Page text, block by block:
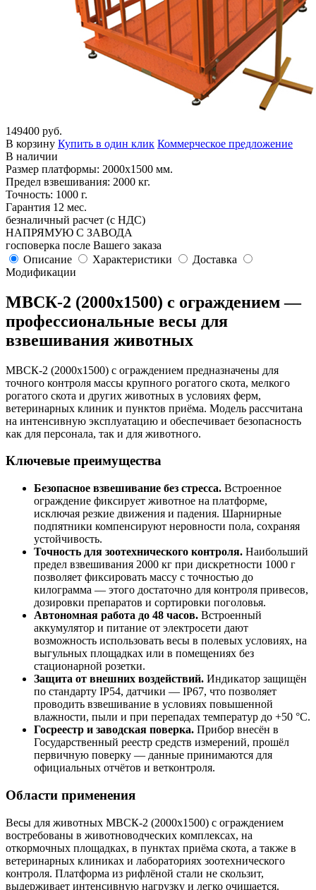
149400 руб.
В корзину Купить в один клик Коммерческое предложение
В наличии
Размер платформы: 2000х1500 мм.
Предел взвешивания: 2000 кг.
Точность: 1000 г.
Гарантия 12 мес.
безналичный расчет (с НДС)
НАПРЯМУЮ С ЗАВОДА
госповерка после Вашего заказа
Описание
Характеристики
Доставка
Модификации
МВСК-2 (2000х1500) с ограждением —
профессиональные весы для
взвешивания животных
МВСК-2 (2000х1500) с ограждением предназначены для
точного контроля массы крупного рогатого скота, мелкого
рогатого скота и других животных в условиях ферм,
ветеринарных клиник и пунктов приёма. Модель рассчитана
на интенсивную эксплуатацию и обеспечивает безопасность
как для персонала, так и для животного.
Ключевые преимущества
Безопасное взвешивание без стресса. Встроенное
ограждение фиксирует животное на платформе,
исключая резкие движения и падения. Шарнирные
подпятники компенсируют неровности пола, сохраняя
устойчивость.
Точность для зоотехнического контроля. Наибольший
предел взвешивания 2000 кг при дискретности 1000 г
позволяет фиксировать массу с точностью до
килограмма — этого достаточно для контроля привесов,
дозировки препаратов и сортировки поголовья.
Автономная работа до 48 часов. Встроенный
аккумулятор и питание от электросети дают
возможность использовать весы в полевых условиях, на
выгульных площадках или в помещениях без
стационарной розетки.
Защита от внешних воздействий. Индикатор защищён
по стандарту IP54, датчики — IP67, что позволяет
проводить взвешивание в условиях повышенной
влажности, пыли и при перепадах температур до +50 °C.
Госреестр и заводская поверка. Прибор внесён в
Государственный реестр средств измерений, прошёл
первичную поверку — данные принимаются для
официальных отчётов и ветконтроля.
Области применения
Весы для животных МВСК-2 (2000х1500) с ограждением
востребованы в животноводческих комплексах, на
откормочных площадках, в пунктах приёма скота, а также в
ветеринарных клиниках и лабораториях зоотехнического
контроля. Платформа из рифлёной стали не скользит,
выдерживает интенсивную нагрузку и легко очищается.